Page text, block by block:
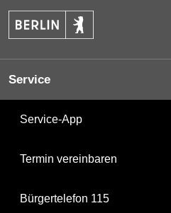
Service
Service-App
Termin vereinbaren
Bürgertelefon 115